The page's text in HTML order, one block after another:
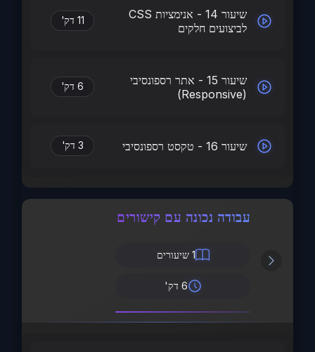
שיעור 14 - אנימציות CSS
לביצועים חלקים
11 דק'
שיעור 15 - אתר רספונסיבי
(Responsive)
6 דק'
שיעור 16 - טקסט רספונסיבי 3 דק'
עבודה נכונה עם קישורים
1 שיעורים
6 דק'